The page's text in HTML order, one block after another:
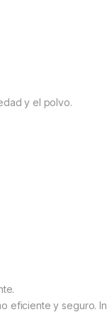
y el polvo.
eficiente y seguro.